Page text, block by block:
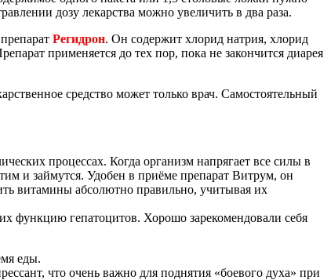
дозу лекарства можно увеличить в два раза.
Регидрон. Он содержит хлорид натрия, хлорид
применяется до тех пор, пока не закончится диарея
средство может только врач. Самостоятельный
процессах. Когда организм напрягает все силы в
и займутся. Удобен в приёме препарат Витрум, он
витамины абсолютно правильно, учитывая их
функцию гепатоцитов. Хорошо зарекомендовали себя
еды.
что очень важно для поднятия «боевого духа» при